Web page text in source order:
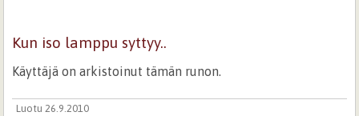
Kun iso lamppu syttyy..
Käyttäjä on arkistoinut tämän runon.
Luotu 26.9.2010